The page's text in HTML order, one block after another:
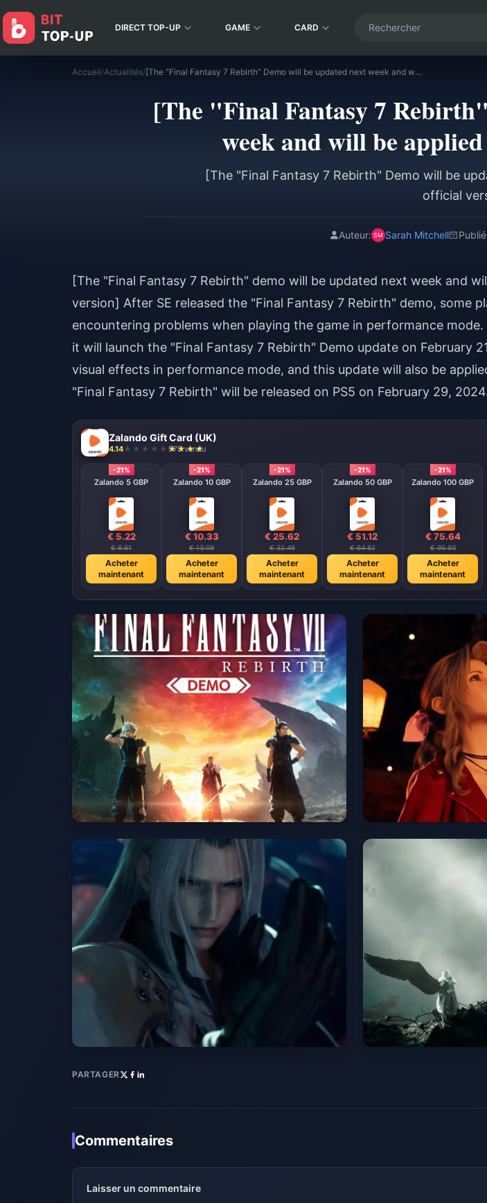
DIRECT TOP-UP GAME CARD
Accueil/Actualités/ [The "Final Fantasy 7 Rebirth" Demo will be updated next week and will be applied to the official version
[The "Final Fantasy 7
week and will be
[The "Final Fantasy 7 Rebirth" Demo will be
official
Auteur: Sarah Mitchell
[The "Final Fantasy 7 Rebirth" demo will be updated next week and
version] After SE released the "Final Fantasy 7 Rebirth" demo, some
encountering problems when playing the game in performance
it will launch the "Final Fantasy 7 Rebirth" Demo update on February
visual effects in performance mode, and this update will also be
"Final Fantasy 7 Rebirth" will be released on PS5 on February 29,
Zalando Gift Card (UK)
4.14 978 vendu
-21%
Zalando 5 GBP
€ 5.22
€ 6.61
Acheter
maintenant
-21%
Zalando 10 GBP
€ 10.33
€ 13.09
Acheter
maintenant
-21%
Zalando 25 GBP
€ 25.62
€ 32.48
Acheter
maintenant
-21%
Zalando 50 GBP
€ 51.12
€ 64.82
Acheter
maintenant
-21%
Zalando 100 GBP
€ 75.64
€ 95.93
Acheter
maintenant
PARTAGER
Commentaires
Laisser un commentaire